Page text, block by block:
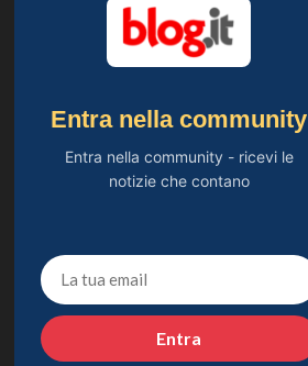
Entra nella community
Entra nella community - ricevi le
notizie che contano
Entra